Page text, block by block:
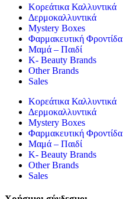
Κορεάτικα Καλλυντικά
Δερμοκαλλυντικά
Mystery Boxes
Φαρμακευτική Φροντίδα
Μαμά – Παιδί
K- Beauty Brands
Other Brands
Sales
Κορεάτικα Καλλυντικά
Δερμοκαλλυντικά
Mystery Boxes
Φαρμακευτική Φροντίδα
Μαμά – Παιδί
K- Beauty Brands
Other Brands
Sales